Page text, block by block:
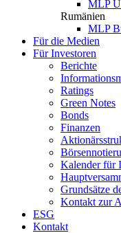
MLP
Rumänien
MLP
Für die Medien
Für Investoren
Berichte
Ratings
Green Notes
Bonds
Finanzen
Kalender für
Grundsätze
Kontakt zur
ESG
Kontakt